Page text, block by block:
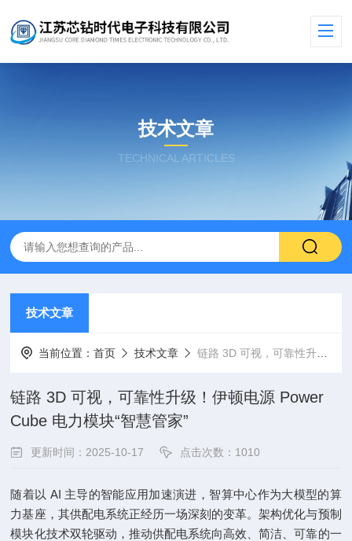
技术文章
TECHNICAL ARTICLES
技术文章
当前位置：首页 技术文章 链路 3D 可视，可靠性升级！伊顿电源 Power Cube 电力模块“智慧管家”
链路 3D 可视，可靠性升级！伊顿电源 Power
Cube 电力模块“智慧管家”
更新时间：2025-10-17 点击次数：1010
随着以 AI 主导的智能应用加速演进，智算中心作为大模型的算
力基座，其供配电系统正经历一场深刻的变革。架构优化与预制
模块化技术双轮驱动，推动供配电系统向高效、简洁、可靠的一